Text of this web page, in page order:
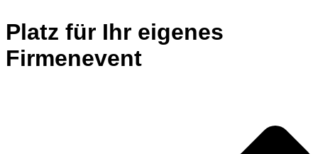
Platz für Ihr eigenes
Firmenevent